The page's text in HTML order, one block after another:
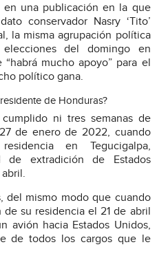
una publicación en la que
conservador Nasry ‘Tito’
la misma agrupación política
del domingo en
mucho apoyo” para el
político gana.
de Honduras?
ni tres semanas de
de enero de 2022, cuando
en Tegucigalpa,
de extradición de Estados
del mismo modo que cuando
su residencia el 21 de abril
avión hacia Estados Unidos,
de todos los cargos que le